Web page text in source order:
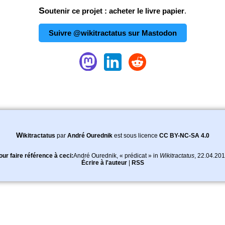
Soutenir ce projet : acheter le livre papier.
Suivre @wikitractatus sur Mastodon
Wikitractatus par André Ourednikest sous licence CC BY-NC-SA 4.0
faire référence à ceci:André Ourednik , « prédicat » in Wikitractatus
Écrire à l'auteur| RSS